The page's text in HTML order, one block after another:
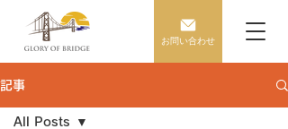
お問い合わせ
記事
All Posts